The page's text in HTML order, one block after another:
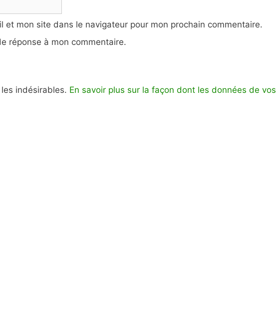
et mon site dans le navigateur pour mon prochain commentaire.
réponse à mon commentaire.
indésirables. En savoir plus sur la façon dont les données de vos